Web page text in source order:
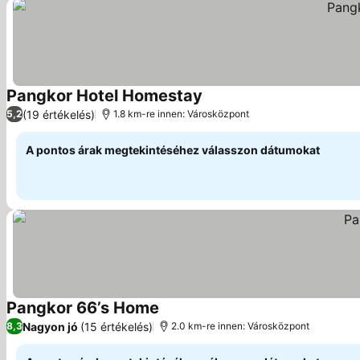
Pangkor Hotel Homestay
5,2(19 értékelés) 1.8 km-re innen: Városközpont
A pontos árak megtekintéséhez válasszon dátumokat
Pangkor 66’s Home
8,3Nagyon jó (15 értékelés) 2.0 km-re innen: Városközpont